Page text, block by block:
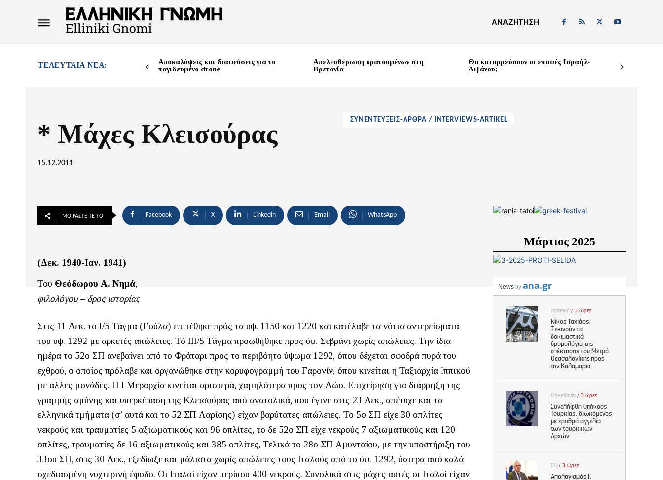
ΑΝΑΖΉΤΗΣΗ
ΤΕΛΕΥΤΑΊΑ ΝΈΑ:
Αποκαλύψεις και διαψεύσεις για το
παγιδευμένο drone
Απελευθέρωση κρατουμένων στη
Βρετανία
Θα καταρρεύσουν οι επαφές Ισραήλ-
Λιβάνου;
* Μάχες Κλεισούρας
15.12.2011
ΣΥΝΕΝΤΕΥΞΕΙΣ-ΑΡΘΡΑ / INTERVIEWS-ARTIKEL
ΜΟΙΡΑΣΤΕΊΤΕ ΤΟ Facebook X Linkedin Email WhatsApp
(Δεκ. 1940-Ιαν. 1941)
Του Θεόδωρου Α. Νημά,
φιλολόγου – δρος ιστορίας
Στις 11 Δεκ. το Ι/5 Τάγμα (Γούλα) επιτέθηκε πρός τα υψ. 1150 και 1220 και κατέλαβε τα νότια αντερείσματα
του υψ. 1292 με αρκετές απώλειες. Τό ΙΙΙ/5 Τάγμα προωθήθηκε προς ύψ. Σεβράνι χωρίς απώλειες. Την ίδια
ημέρα το 52ο ΣΠ ανεβαίνει από το Φράταρι προς το περιβόητο ύψωμα 1292, όπου δέχεται σφοδρά πυρά του
εχθρού, ο οποίος πρόλαβε και οργανώθηκε στην κορυφογραμμή του Γαρονίν, όπου κινείται η Ταξιαρχία Ιππικού
με άλλες μονάδες. Η Ι Μεραρχία κινείται αριστερά, χαμηλότερα προς τον Αώο. Επιχείρηση για διάρρηξη της
γραμμής αμύνης και υπερκέραση της Κλεισούρας από ανατολικά, που έγινε στις 23 Δεκ., απέτυχε και τα
ελληνικά τμήματα (σ’ αυτά και το 52 ΣΠ Λαρίσης) είχαν βαρύτατες απώλειες. Το 5ο ΣΠ είχε 30 οπλίτες
νεκρούς και τραυματίες 5 αξιωματικούς και 96 οπλίτες, το δε 52ο ΣΠ είχε νεκρούς 7 αξιωματικούς και 120
οπλίτες, τραυματίες δε 16 αξιωματικούς και 385 οπλίτες, Τελικά το 28ο ΣΠ Αμυνταίου, με την υποστήριξη του
33ου ΣΠ, στις 30 Δεκ., εξεδίωξε και μάλιστα χωρίς απώλειες τους Ιταλούς από το ύψ. 1292, ύστερα από καλά
σχεδιασμένη νυχτερινή έφοδο. Οι Ιταλοί είχαν περίπου 400 νεκρούς. Συνολικά στις μάχες αυτές οι Ιταλοί είχαν
Μάρτιος 2025